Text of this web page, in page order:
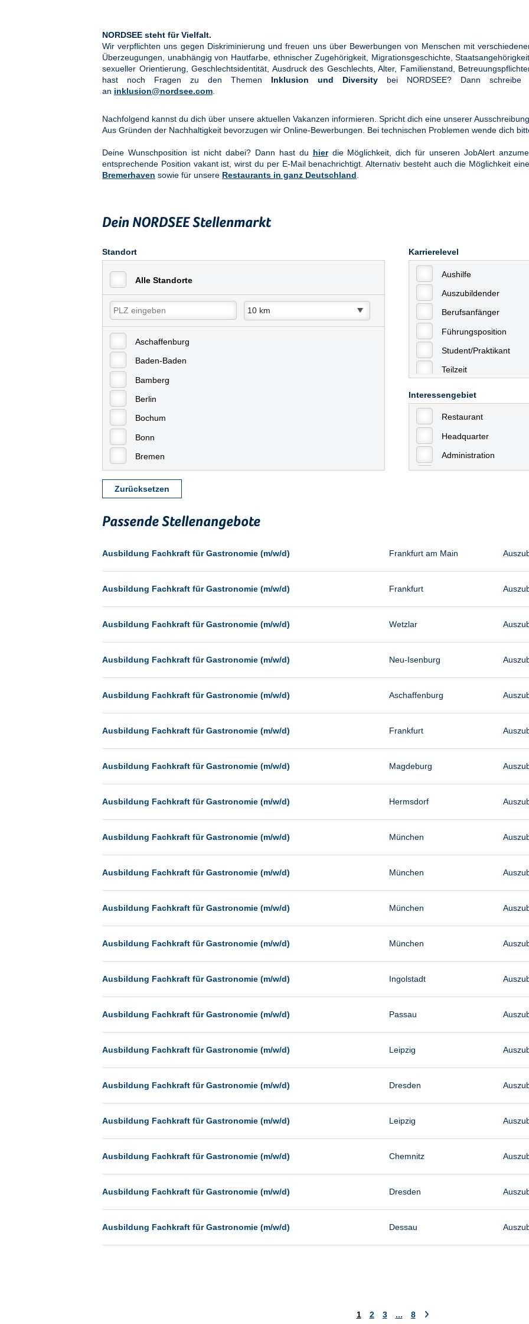
NORDSEE steht für Vielfalt.
Wir verpflichten uns gegen Diskriminierung und freuen uns über Bewerbungen von Menschen mit
Überzeugungen, unabhängig von Hautfarbe, ethnischer Zugehörigkeit, Migrationsgeschichte,
sexueller Orientierung, Geschlechtsidentität, Ausdruck des Geschlechts, Alter, Familienstand,
hast noch Fragen zu den Themen Inklusion und Diversity bei NORDSEE? Dann
an inklusion@nordsee.com
Nachfolgend kannst du dich über unsere aktuellen Vakanzen informieren. Spricht dich eine unserer
Aus Gründen der Nachhaltigkeit bevorzugen wir Online-Bewerbungen. Bei technischen Problemen wende dich
Deine Wunschposition ist nicht dabei? Dann hast du hierdie Möglichkeit, dich für unseren JobAlert
entsprechende Position vakant ist, wirst du per E-Mail benachrichtigt. Alternativ besteht auch die Möglichkeit
Bremerhaven sowie für unsere Restaurants in ganz Deutschland
Dein NORDSEE Stellenmarkt
Standort
Alle Standorte
Aschaffenburg
Baden-Baden
Bamberg
Berlin
Bochum
Bonn
Bremen
Celle
Chemnitz
Dresden
Düsseldorf
Erfurt
Essen
Frankfurt
Freiburg
Hamburg
Hannover
Heilbronn
Hermsdorf
Hildesheim
Ingolstadt
Kassel
Landau
Mainz
Mannheim
München
Münster
Neu-Isenburg
Neumünster
Karrierelevel
Aushilfe
Auszubildender
Berufsanfänger
Führungsposition
Student/Praktikant
Teilzeit
Interessengebiet
Restaurant
Headquarter
Administration
Sonstiges
Vertrieb
Zurücksetzen
Passende Stellenangebote
Ausbildung Fachkraft für Gastronomie (m/w/d) Frankfurt am Main
Ausbildung Fachkraft für Gastronomie (m/w/d) Frankfurt
Ausbildung Fachkraft für Gastronomie (m/w/d) Wetzlar
Ausbildung Fachkraft für Gastronomie (m/w/d) Neu-Isenburg
Ausbildung Fachkraft für Gastronomie (m/w/d) Aschaffenburg
Ausbildung Fachkraft für Gastronomie (m/w/d) Frankfurt
Ausbildung Fachkraft für Gastronomie (m/w/d) Magdeburg
Ausbildung Fachkraft für Gastronomie (m/w/d) Hermsdorf
Ausbildung Fachkraft für Gastronomie (m/w/d) München
Ausbildung Fachkraft für Gastronomie (m/w/d) München
Ausbildung Fachkraft für Gastronomie (m/w/d) München
Ausbildung Fachkraft für Gastronomie (m/w/d) München
Ausbildung Fachkraft für Gastronomie (m/w/d) Ingolstadt
Ausbildung Fachkraft für Gastronomie (m/w/d) Passau
Ausbildung Fachkraft für Gastronomie (m/w/d) Leipzig
Ausbildung Fachkraft für Gastronomie (m/w/d) Dresden
Ausbildung Fachkraft für Gastronomie (m/w/d) Leipzig
Ausbildung Fachkraft für Gastronomie (m/w/d) Chemnitz
Ausbildung Fachkraft für Gastronomie (m/w/d) Dresden
Ausbildung Fachkraft für Gastronomie (m/w/d) Dessau
1 2 3 ... 8